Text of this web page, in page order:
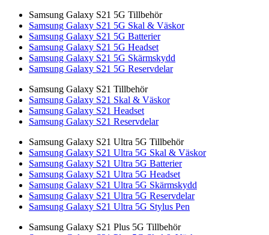
Samsung Galaxy S21 5G Tillbehör
Samsung Galaxy S21 5G Skal & Väskor
Samsung Galaxy S21 5G Batterier
Samsung Galaxy S21 5G Headset
Samsung Galaxy S21 5G Skärmskydd
Samsung Galaxy S21 5G Reservdelar
Samsung Galaxy S21 Tillbehör
Samsung Galaxy S21 Skal & Väskor
Samsung Galaxy S21 Headset
Samsung Galaxy S21 Reservdelar
Samsung Galaxy S21 Ultra 5G Tillbehör
Samsung Galaxy S21 Ultra 5G Skal & Väskor
Samsung Galaxy S21 Ultra 5G Batterier
Samsung Galaxy S21 Ultra 5G Headset
Samsung Galaxy S21 Ultra 5G Skärmskydd
Samsung Galaxy S21 Ultra 5G Reservdelar
Samsung Galaxy S21 Ultra 5G Stylus Pen
Samsung Galaxy S21 Plus 5G Tillbehör